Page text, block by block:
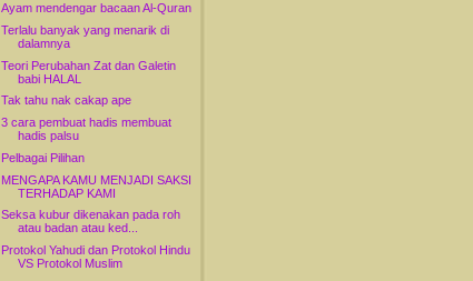
Ayam mendengar bacaan Al-Quran
Terlalu banyak yang menarik di
dalamnya
Teori Perubahan Zat dan Galetin
babi HALAL
Tak tahu nak cakap ape
3 cara pembuat hadis membuat
hadis palsu
Pelbagai Pilihan
MENGAPA KAMU MENJADI SAKSI
TERHADAP KAMI
Seksa kubur dikenakan pada roh
atau badan atau ked...
Protokol Yahudi dan Protokol Hindu
VS Protokol Muslim